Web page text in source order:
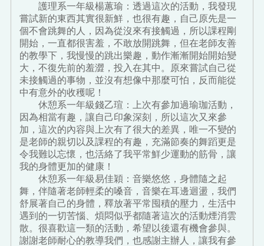
護理系一年級楊蕙瑜：透過這次的活動，我發現
嘗試新的東西其實很新鮮，也很有趣，自己原先是一
個不會跳舞的人，因為從沒來有接觸過，所以課程剛
開始，一直都很害羞，不敢放開跳舞，但在老師友善
的教學下，我慢慢的跳出樂趣，動作漸漸開始開始變
大，不復先前的羞澀，投入在其中。原來嘗試自己從
未接觸過的事物，並沒有想像中那麼可怕，反而能從
中有意外的收穫呢！
休憩系一年級錢乙瑄：上次有參加過瑜珈活動，
因為相當有趣，讓自己印象深刻，所以這次又來參
加，這次的內容與上次有了很大的差異，唯一不變的
是老師的親切以及課程的有趣，充滿節奏的舞蹈更是
令我難以忘懷，也活絡了我平常鮮少運動的筋骨，讓
我的身體更加的健康！
休憩系一年級易佳穎：音樂悠悠，身體隨之起
舞，伴隨著老師輕柔的嗓音，音樂在耳邊迴盪，我們
舒展著自己的身體，釋放著平常囤積的壓力，生活中
遇到的一切苦惱、煩悶似乎都隨著這次的活動煙消雲
散。很喜歡這一類的活動，希望以後還有機會參與。
謝謝老師耐心的教導我們，也感謝主辦人，讓我有參